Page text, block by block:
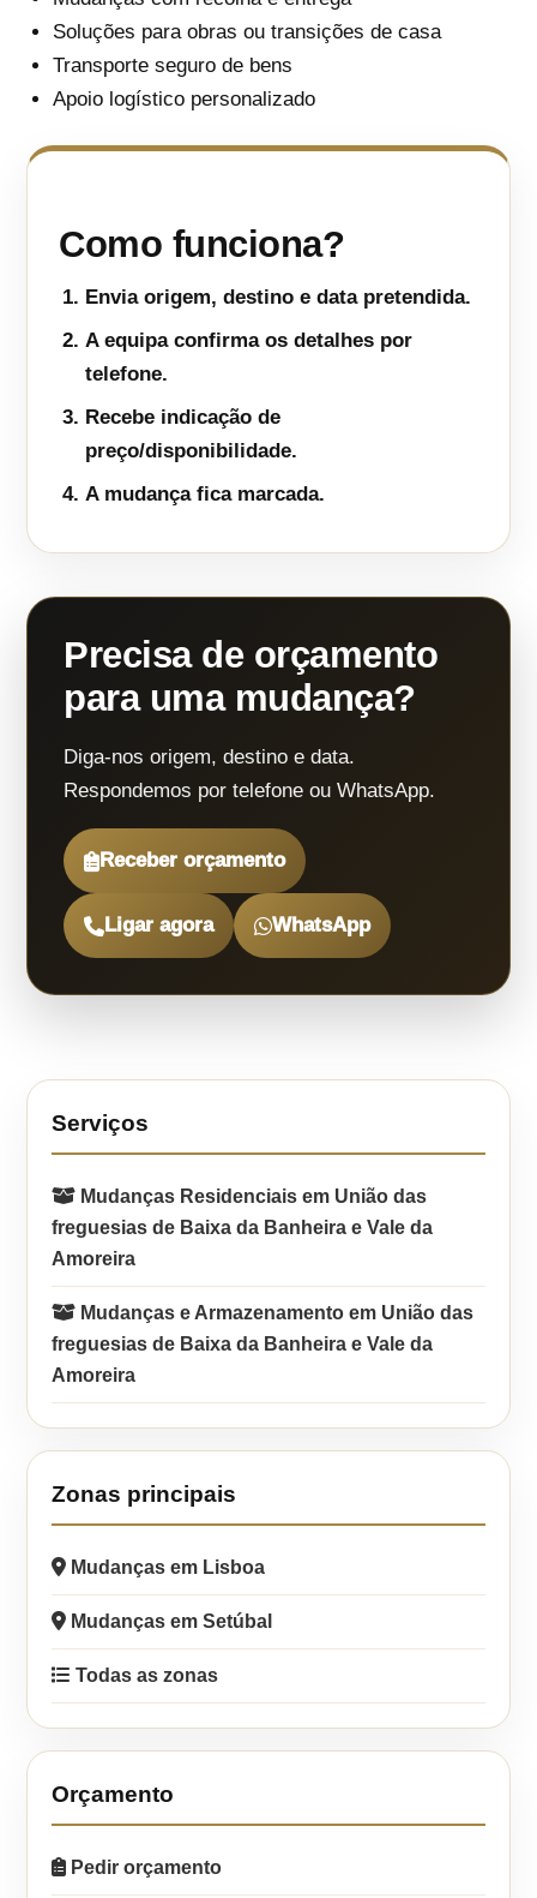
Soluções para obras ou transições de casa
Transporte seguro de bens
Apoio logístico personalizado
Como funciona?
Envia origem, destino e data pretendida.
A equipa confirma os detalhes por
telefone.
Recebe indicação de
preço/disponibilidade.
A mudança fica marcada.
Precisa de orçamento
para uma mudança?
Diga-nos origem, destino e data.
Respondemos por telefone ou WhatsApp.
Receber orçamento
Ligar agora WhatsApp
Serviços
Mudanças Residenciais em União das
freguesias de Baixa da Banheira e Vale da
Amoreira
Mudanças e Armazenamento em União das
freguesias de Baixa da Banheira e Vale da
Amoreira
Zonas principais
Mudanças em Lisboa
Mudanças em Setúbal
Todas as zonas
Orçamento
Pedir orçamento